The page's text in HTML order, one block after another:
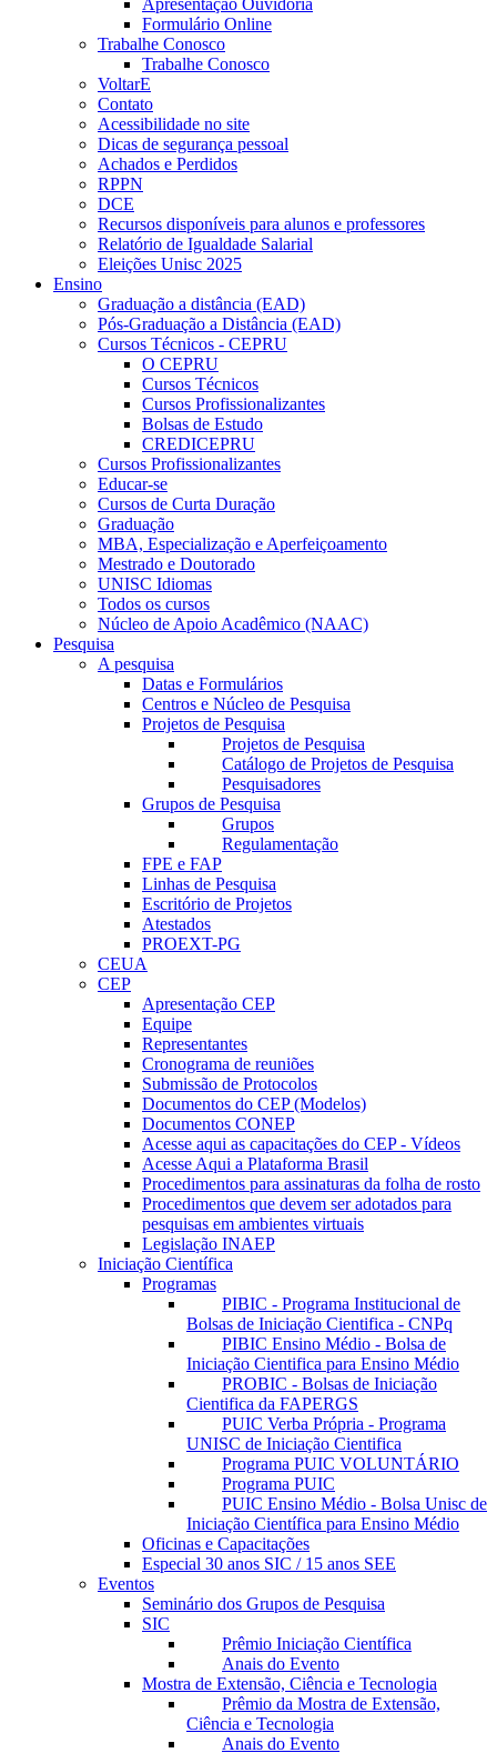
Apresentação Ouvidoria
Formulário Online
Trabalhe Conosco
Trabalhe Conosco
VoltarE
Contato
Acessibilidade no site
Dicas de segurança pessoal
Achados e Perdidos
RPPN
DCE
Recursos disponíveis para alunos e professores
Relatório de Igualdade Salarial
Eleições Unisc 2025
Ensino
Graduação a distância (EAD)
Pós-Graduação a Distância (EAD)
Cursos Técnicos - CEPRU
O CEPRU
Cursos Técnicos
Cursos Profissionalizantes
Bolsas de Estudo
CREDICEPRU
Cursos Profissionalizantes
Educar-se
Cursos de Curta Duração
Graduação
MBA, Especialização e Aperfeiçoamento
Mestrado e Doutorado
UNISC Idiomas
Todos os cursos
Núcleo de Apoio Acadêmico (NAAC)
Pesquisa
A pesquisa
Datas e Formulários
Centros e Núcleo de Pesquisa
Projetos de Pesquisa
Projetos de Pesquisa
Catálogo de Projetos de Pesquisa
Pesquisadores
Grupos de Pesquisa
Grupos
Regulamentação
FPE e FAP
Linhas de Pesquisa
Escritório de Projetos
Atestados
PROEXT-PG
CEUA
CEP
Apresentação CEP
Equipe
Representantes
Cronograma de reuniões
Submissão de Protocolos
Documentos do CEP (Modelos)
Documentos CONEP
Acesse aqui as capacitações do CEP - Vídeos
Acesse Aqui a Plataforma Brasil
Procedimentos para assinaturas da folha de rosto
Procedimentos que devem ser adotados para
pesquisas em ambientes virtuais
Legislação INAEP
Iniciação Científica
Programas
PIBIC - Programa Institucional de
Bolsas de Iniciação Cientifica - CNPq
PIBIC Ensino Médio - Bolsa de
Iniciação Cientifica para Ensino Médio
PROBIC - Bolsas de Iniciação
Cientifica da FAPERGS
PUIC Verba Própria - Programa
UNISC de Iniciação Cientifica
Programa PUIC VOLUNTÁRIO
Programa PUIC
PUIC Ensino Médio - Bolsa Unisc de
Iniciação Científica para Ensino Médio
Oficinas e Capacitações
Especial 30 anos SIC / 15 anos SEE
Eventos
Seminário dos Grupos de Pesquisa
SIC
Prêmio Iniciação Científica
Anais do Evento
Mostra de Extensão, Ciência e Tecnologia
Prêmio da Mostra de Extensão,
Ciência e Tecnologia
Anais do Evento